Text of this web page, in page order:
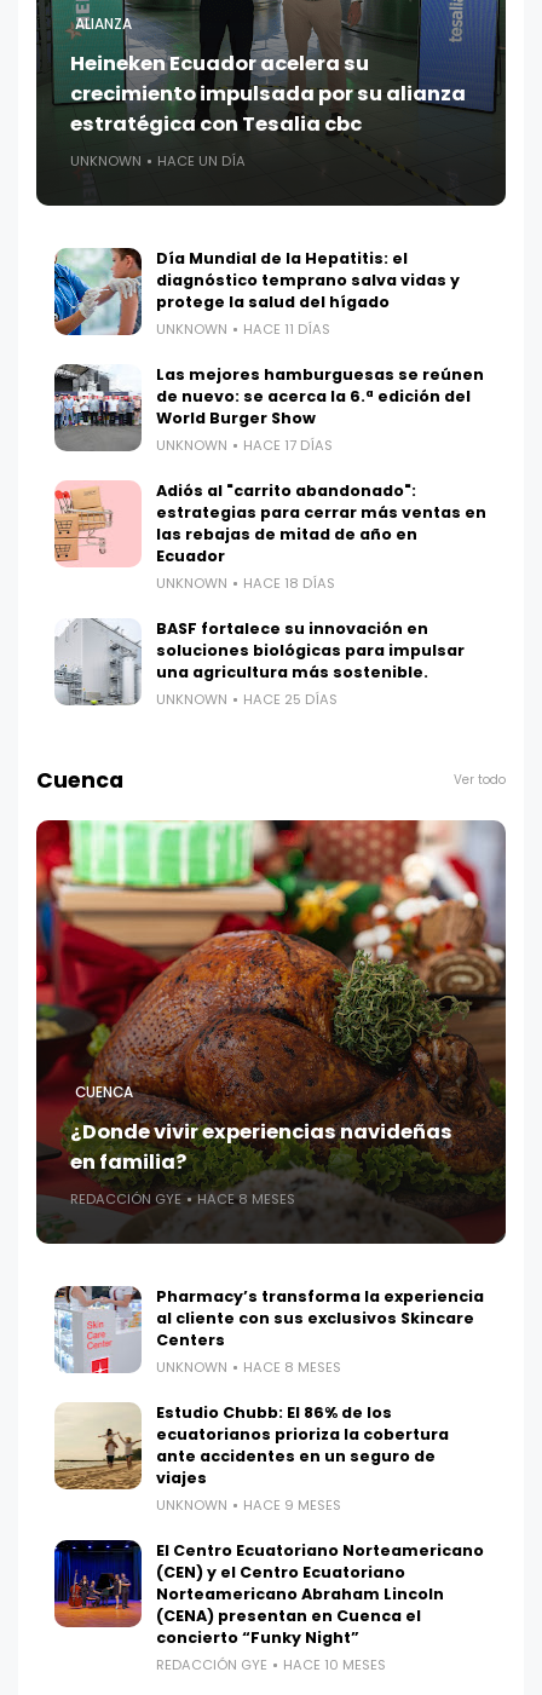
ALIANZA
Heineken Ecuador acelera su
crecimiento impulsada por su alianza
estratégica con Tesalia cbc
UNKNOWN HACE UN DÍA
Día Mundial de la Hepatitis: el
diagnóstico temprano salva vidas y
protege la salud del hígado
UNKNOWN HACE 11 DÍAS
Las mejores hamburguesas se reúnen
de nuevo: se acerca la 6.ª edición del
World Burger Show
UNKNOWN HACE 17 DÍAS
Adiós al "carrito abandonado":
estrategias para cerrar más ventas en
las rebajas de mitad de año en
Ecuador
UNKNOWN HACE 18 DÍAS
BASF fortalece su innovación en
soluciones biológicas para impulsar
una agricultura más sostenible.
UNKNOWN HACE 25 DÍAS
Cuenca Ver todo
CUENCA
¿Donde vivir experiencias navideñas
en familia?
REDACCIÓN GYE HACE 8 MESES
Pharmacy’s transforma la experiencia
al cliente con sus exclusivos Skincare
Centers
UNKNOWN HACE 8 MESES
Estudio Chubb: El 86% de los
ecuatorianos prioriza la cobertura
ante accidentes en un seguro de
viajes
UNKNOWN HACE 9 MESES
El Centro Ecuatoriano Norteamericano
(CEN) y el Centro Ecuatoriano
Norteamericano Abraham Lincoln
(CENA) presentan en Cuenca el
concierto “Funky Night”
REDACCIÓN GYE HACE 10 MESES